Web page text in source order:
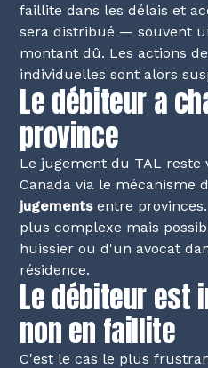
faillite dans les délais et
sera distribué — souvent
montant dû. Les actions
individuelles sont alors
Le débiteur a
province
Le jugement du TAL reste
Canada via le mécanisme
jugementsentre
plus complexe mais
huissier ou d'un avocat
résidence.
Le débiteur est
non en faillite
C'est le cas le plus